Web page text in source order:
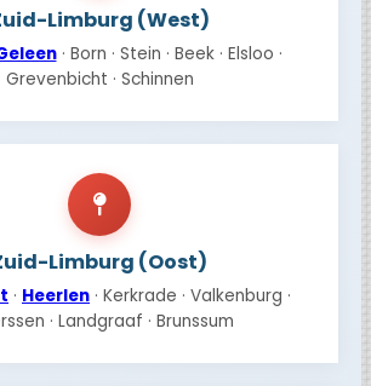
Limburg (West)
· Born · Stein · Beek · Elsloo ·
Grevenbicht · Schinnen
Limburg (Oost)
· Heerlen · Kerkrade · Valkenburg ·
· Landgraaf · Brunssum